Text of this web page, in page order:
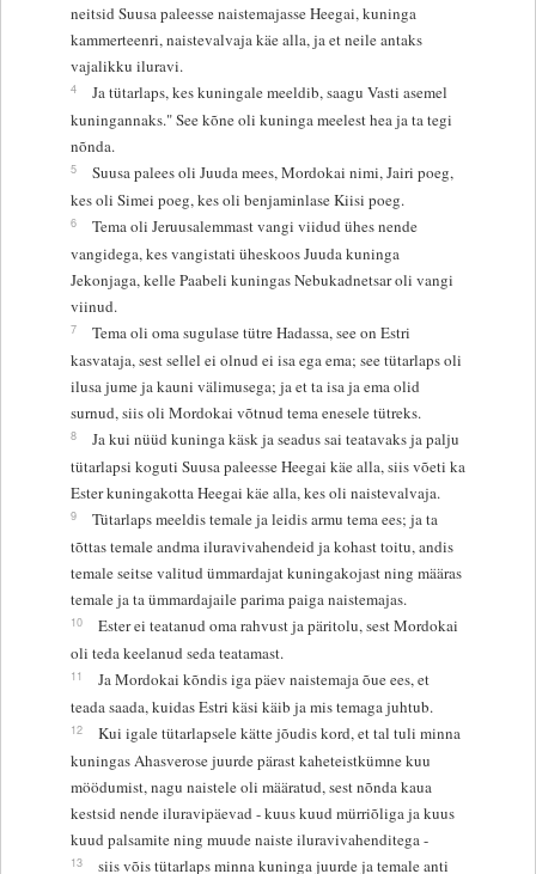
neitsid Suusa paleesse naistemajasse Heegai, kuninga
kammerteenri, naistevalvaja käe alla, ja et neile antaks
vajalikku iluravi.
4
Ja tütarlaps, kes kuningale meeldib, saagu Vasti asemel
kuningannaks." See kõne oli kuninga meelest hea ja ta tegi
nõnda.
5
Suusa palees oli Juuda mees, Mordokai nimi, Jairi poeg,
kes oli Simei poeg, kes oli benjaminlase Kiisi poeg.
6
Tema oli Jeruusalemmast vangi viidud ühes nende
vangidega, kes vangistati üheskoos Juuda kuninga
Jekonjaga, kelle Paabeli kuningas Nebukadnetsar oli vangi
viinud.
7
Tema oli oma sugulase tütre Hadassa, see on Estri
kasvataja, sest sellel ei olnud ei isa ega ema; see tütarlaps oli
ilusa jume ja kauni välimusega; ja et ta isa ja ema olid
surnud, siis oli Mordokai võtnud tema enesele tütreks.
8
Ja kui nüüd kuninga käsk ja seadus sai teatavaks ja palju
tütarlapsi koguti Suusa paleesse Heegai käe alla, siis võeti ka
Ester kuningakotta Heegai käe alla, kes oli naistevalvaja.
9
Tütarlaps meeldis temale ja leidis armu tema ees; ja ta
tõttas temale andma iluravivahendeid ja kohast toitu, andis
temale seitse valitud ümmardajat kuningakojast ning määras
temale ja ta ümmardajaile parima paiga naistemajas.
10
Ester ei teatanud oma rahvust ja päritolu, sest Mordokai
oli teda keelanud seda teatamast.
11
Ja Mordokai kõndis iga päev naistemaja õue ees, et
teada saada, kuidas Estri käsi käib ja mis temaga juhtub.
12
Kui igale tütarlapsele kätte jõudis kord, et tal tuli minna
kuningas Ahasverose juurde pärast kaheteistkümne kuu
möödumist, nagu naistele oli määratud, sest nõnda kaua
kestsid nende iluravipäevad - kuus kuud mürriõliga ja kuus
kuud palsamite ning muude naiste iluravivahenditega -
13 siis võis tütarlaps minna kuninga juurde ja temale anti